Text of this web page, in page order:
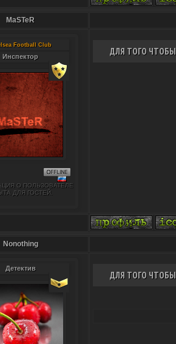
MaSTeR
Football Club
Инспектор
О ПОЛЬЗОВАТЕЛЕ
ДЛЯ ГОСТЕЙ.
ДЛЯ ТОГО ЧТОБЫ
Nonothing
Детектив
ДЛЯ ТОГО ЧТОБЫ